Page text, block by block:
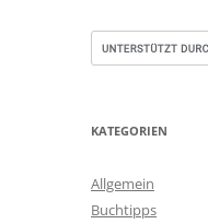
KATEGORIEN
Allgemein
Buchtipps